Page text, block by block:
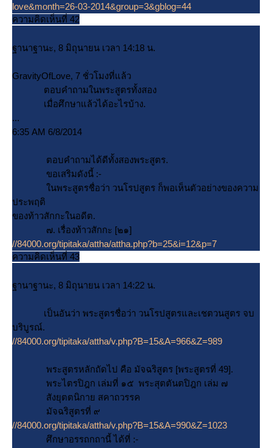
love&month=26-03-2014&group=3&gblog=44
ความคิดเห็นที่ 42
ฐานาฐานะ, 8 มิถุนายน เวลา 14:18 น.
GravityOfLove, 7 ชั่วโมงที่แล้ว
ตอบคำถามในพระสูตรทั้งสอง
เมื่อศึกษาแล้วได้อะไรบ้าง.
...
6:35 AM 6/8/2014
ตอบคำถามได้ดีทั้งสองพระสูตร.
ขอเสริมดังนี้ :-
นพระสูตรชื่อว่า วนโรปสูตร ก็พอเห็นตัวอย่างของความ
ประพฤติ
ของท้าวสักกะในอดีต.
๗. เรื่องท้าวสักกะ [๒๑]
//84000.org/tipitaka/attha/attha.php?b=25&i=12&p=7
ความคิดเห็นที่ 43
ฐานาฐานะ, 8 มิถุนายน เวลา 14:22 น.
เป็นอันว่า พระสูตรชื่อว่า วนโรปสูตรและเชตวนสูตร จบ
บริบูรณ์.
//84000.org/tipitaka/attha/v.php?B=15&A=966&Z=989
พระสูตรหลักถัดไป คือ มัจฉริสูตร [พระสูตรที่ 49].
พระไตรปิฎก เล่มที่ ๑๕ พระสุตตันตปิฎก เล่ม ๗
สังยุตตนิกาย สคาถวรรค
มัจฉริสูตรที่ ๙
//84000.org/tipitaka/attha/v.php?B=15&A=990&Z=1023
ศึกษาอรรถกถานี้ ได้ที่ :-